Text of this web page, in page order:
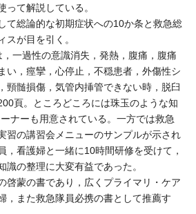
って解説している。
て総論的な初期症状への10か条と救急総
スが目を引く。
一過性の意識消失，発熱，腹痛，腹痛
い，痙攣，心停止，不穏患者，外傷性シ
頸髄損傷，気管内挿管できない時，脱臼
頁。ところどころには珠玉のような知
ナーも用意されている。一方では救急
習の講習会メニューのサンプルが示され
，看護婦と一緒に10時間研修を受けて，
識の整理に大変有益であった。
啓蒙の書であり，広くプライマリ・ケア
，また救急隊員必携の書として推薦す